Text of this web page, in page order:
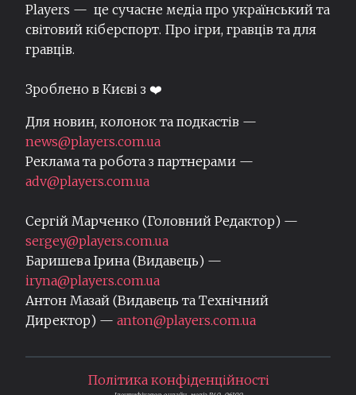
Players — це сучасне медіа про український та
світовий кіберспорт. Про ігри, гравців та для
гравців.
Зроблено в Києві з ❤️
Для новин, колонок та подкастів —
news@players.com.ua
Реклама та робота з партнерами —
adv@players.com.ua
Сергій Марченко (Головний Редактор) —
sergey@players.com.ua
Баришева Ірина (Видавець) —
iryna@players.com.ua
Антон Мазай (Видавець та Технічний
Директор) — anton@players.com.ua
Політика конфіденційності